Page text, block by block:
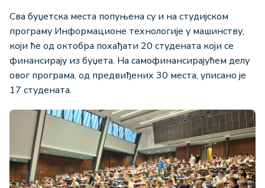
Сва буџетска места попуњена су и на студијском
програму Информационе технологије у машинству,
који ће од октобра похађати 20 студената који се
финансирају из буџета. На самофинансирајућем делу
овог програма, од предвиђених 30 места, уписано је
17 студената.